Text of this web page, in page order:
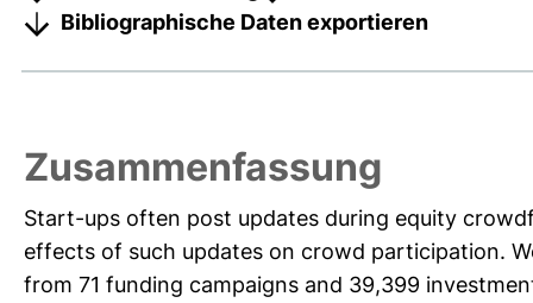
Bibliographische Daten exportieren
Zusammenfassung
Start-ups often post updates during equity
effects of such updates on crowd participation.
from 71 funding campaigns and 39,399